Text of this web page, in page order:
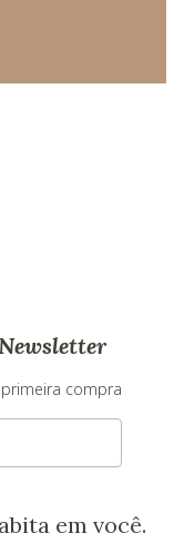
Newsletter
compra
em você.